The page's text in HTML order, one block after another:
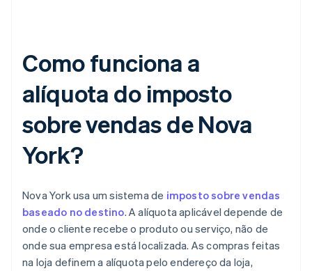
Como funciona a
alíquota do imposto
sobre vendas de Nova
York?
Nova York usa um sistema de imposto sobre vendas
baseado no destino. A alíquota aplicável depende de
onde o cliente recebe o produto ou serviço, não de
onde sua empresa está localizada. As compras feitas
na loja definem a alíquota pelo endereço da loja,